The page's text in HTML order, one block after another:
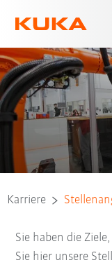
Karriere
Sie haben die
Sie hier unsere